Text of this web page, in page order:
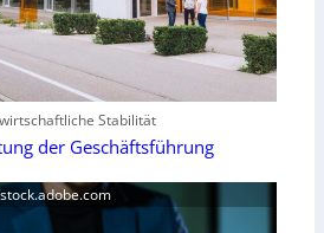
Stabilität
der Geschäftsführung